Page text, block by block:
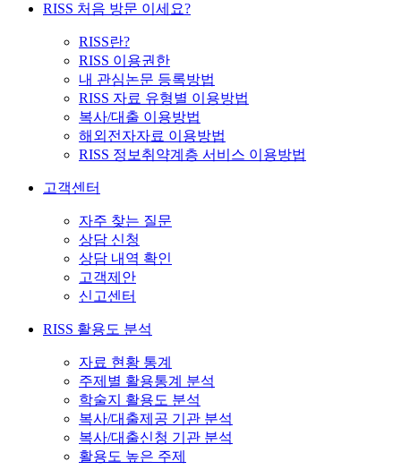
RISS 처음 방문 이세요?
RISS란?
RISS 이용권한
내 관심논문 등록방법
RISS 자료 유형별 이용방법
복사/대출 이용방법
해외전자자료 이용방법
RISS 정보취약계층 서비스 이용방법
고객센터
자주 찾는 질문
상담 신청
상담 내역 확인
고객제안
신고센터
RISS 활용도 분석
자료 현황 통계
주제별 활용통계 분석
학술지 활용도 분석
복사/대출제공 기관 분석
복사/대출신청 기관 분석
활용도 높은 주제